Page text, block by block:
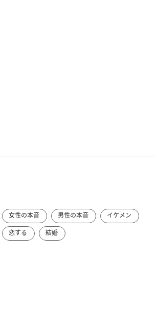
女性の本音 男性の本音
イケメン
恋する 結婚